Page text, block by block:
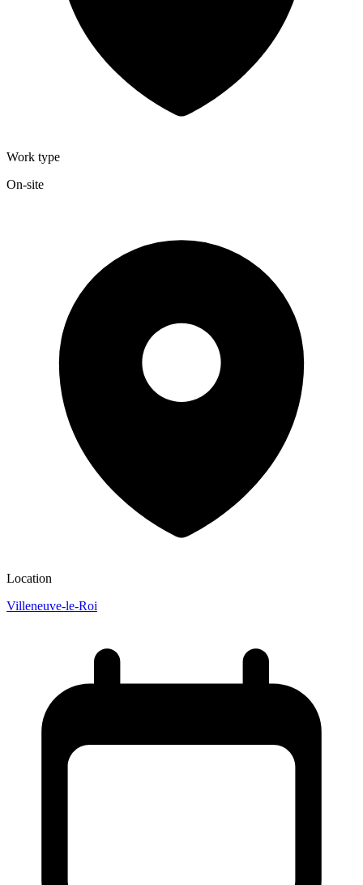
Work type
On-site
Location
Villeneuve-le-Roi